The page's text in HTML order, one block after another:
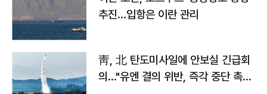
추진…입항은 이란 관리
靑, 北 탄도미사일에 안보실 긴급회
의…"유엔 결의 위반, 즉각 중단 촉